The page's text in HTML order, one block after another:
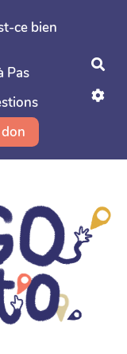
ce bien
Pas